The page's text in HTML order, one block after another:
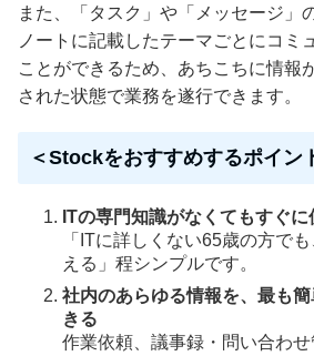
また、「タスク」や「メッセージ」
ノートに記載したテーマごとにコミ
ことができるため、あちこちに情報
された状態で業務を遂行できます。
＜Stockをおすすめするポイン
ITの専門知識がなくてもすぐに
「ITに詳しくない65歳の方で
える」程シンプルです。
社内のあらゆる情報を、最も
きる
作業依頼、議事録・問い合わ